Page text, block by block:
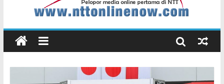
Pertumbuhan Pariwisata
Bupati Belu Buka Garuda Sakti Cross Border Fest 2026
Safety Riding Honda